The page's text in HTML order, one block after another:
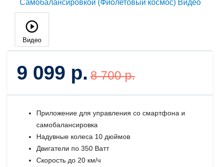
Видео
9 099 р. 8 700 р.
Приложение для управления со смартфона и
самобалансировка
Надувные колеса 10 дюймов
Двигатели по 350 Ватт
Скорость до 20 км/ч